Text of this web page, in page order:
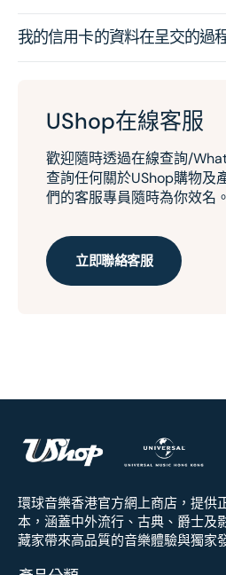
我的信用卡的資料在呈交的過
UShop在線客服
歡迎隨時透過在線查詢/
查詢任何關於UShop購物及
們的客服專員隨時為你效名。
立即聯絡客服
環球音樂香港官方網上商店，提供
本，涵蓋中外流行、古典、爵士及
藏家帶來高品質的音樂體驗與獨家